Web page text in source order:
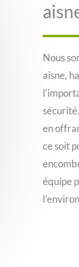
Nous
aisne,
en
ce soit
équipe